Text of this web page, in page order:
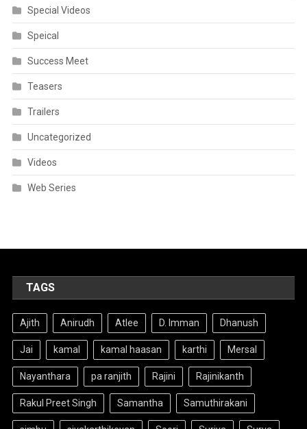
Special Videos
Speical
Success Meet
Teasers
Trailers
Uncategorized
Videos
Web Series
TAGS
Ajith Anirudh Atlee D. Imman Dhanush
Jai kamal kamal haasan karthi Mersal
Nayanthara pa ranjith Rajini Rajinikanth
Rakul Preet Singh Samantha Samuthirakani